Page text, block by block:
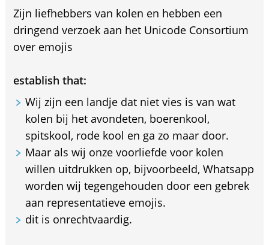
Zijn liefhebbers van kolen en hebben een
dringend verzoek aan het Unicode Consortium
over emojis
establish that:
Wij zijn een landje dat niet vies is van wat
kolen bij het avondeten, boerenkool,
spitskool, rode kool en ga zo maar door.
Maar als wij onze voorliefde voor kolen
willen uitdrukken op, bijvoorbeeld, Whatsapp
worden wij tegengehouden door een gebrek
aan representatieve emojis.
dit is onrechtvaardig.